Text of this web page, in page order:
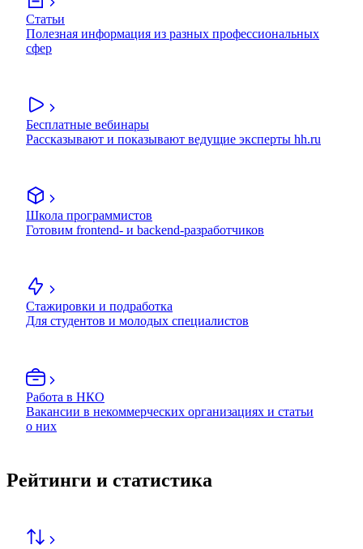
Статьи
Полезная информация из разных профессиональных
сфер
Бесплатные вебинары
Рассказывают и показывают ведущие эксперты hh.ru
Школа программистов
Готовим frontend- и backend-разработчиков
Стажировки и подработка
Для студентов и молодых специалистов
Работа в НКО
Вакансии в некоммерческих организациях и статьи
о них
Рейтинги и статистика